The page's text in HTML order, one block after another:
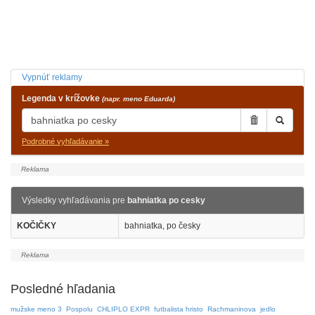
Vypnúť reklamy
Legenda v krížovke (napr. meno Eduarda)
Podrobné vyhľadávanie »
Výsledky vyhľadávania pre bahniatka po cesky
KOČIČKY bahniatka, po česky
Posledné hľadania
mužske meno 3 Pospolu CHLIPLO EXPR futbalista hristo Rachmaninova jedlo